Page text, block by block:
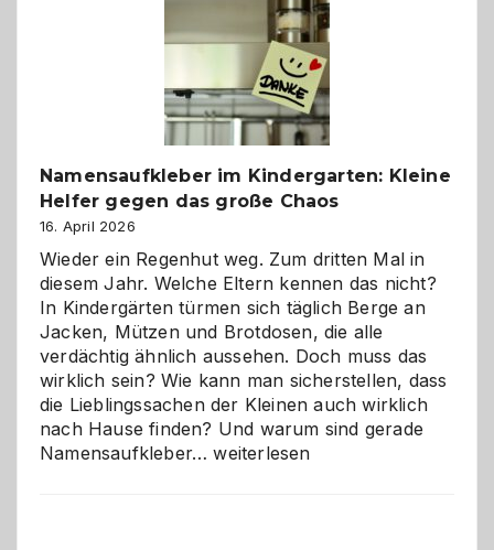
wann
ist
eine
Hundepension
die
richtige
Namensaufkleber im Kindergarten: Kleine
Helfer gegen das große Chaos
16. April 2026
Wieder ein Regenhut weg. Zum dritten Mal in
diesem Jahr. Welche Eltern kennen das nicht?
In Kindergärten türmen sich täglich Berge an
Jacken, Mützen und Brotdosen, die alle
verdächtig ähnlich aussehen. Doch muss das
wirklich sein? Wie kann man sicherstellen, dass
die Lieblingssachen der Kleinen auch wirklich
nach Hause finden? Und warum sind gerade
Namensaufkleber…Namensaufkleber
weiterlesen